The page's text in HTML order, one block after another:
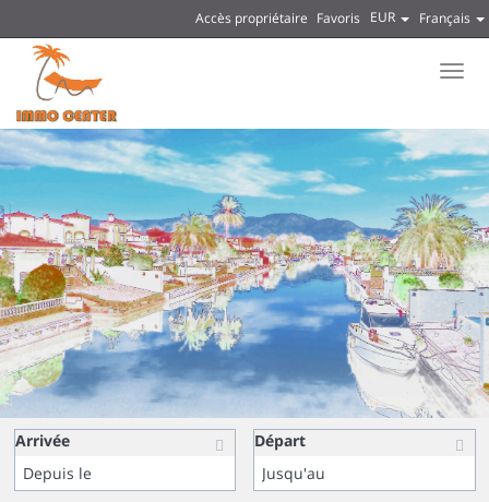
Français
EUR
Favoris
Accès propriétaire
Arrivée Départ